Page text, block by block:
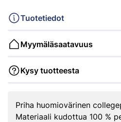
Tuotetiedot
Myymäläsaatavuus
Kysy tuotteesta
Priha huomiovärinen
Materiaali kudottua 100 %